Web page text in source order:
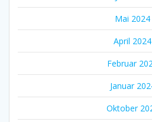
Mai 2024
April 2024
Februar
Januar
Oktober